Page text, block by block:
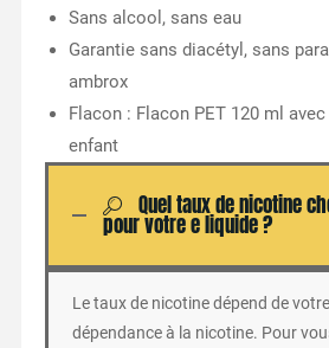
Sans alcool, sans eau
Garantie sans diacétyl, sans
ambrox
Flacon : Flacon PET 120 ml
enfant
Quel taux de nicotine
pour votre e liquide ?
Le taux de nicotine dépend de votre
dépendance à la nicotine. Pour